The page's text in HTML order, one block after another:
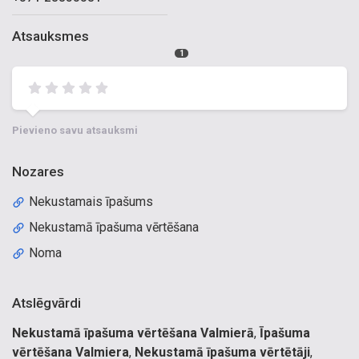
Atsauksmes
1
Pievieno savu atsauksmi
Nozares
Nekustamais īpašums
Nekustamā īpašuma vērtēšana
Noma
Atslēgvārdi
Nekustamā īpašuma vērtēšana Valmierā,Īpašuma
vērtēšana Valmiera, Nekustamā īpašuma vērtētāji,